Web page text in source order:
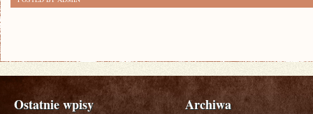
Ostatnie wpisy Archiwa